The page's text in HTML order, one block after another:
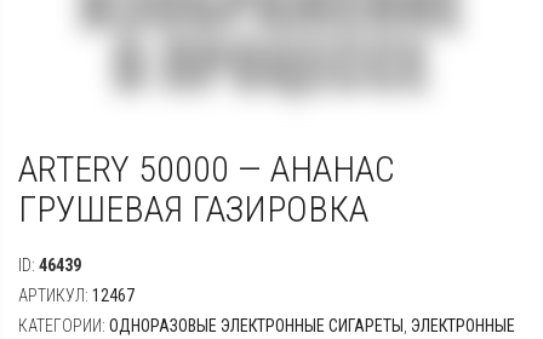
ARTERY 50000 — АНАНАС
ГРУШЕВАЯ ГАЗИРОВКА
ID: 46439
АРТИКУЛ: 12467
КАТЕГОРИИ: ОДНОРАЗОВЫЕ ЭЛЕКТРОННЫЕ СИГАРЕТЫ ЭЛЕКТРОННЫЕ